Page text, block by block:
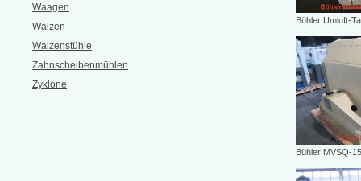
Waagen
Walzen
Walzenstühle
Zahnscheibenmühlen
Zyklone
Bühler Umluft-
Bühler MVSQ-